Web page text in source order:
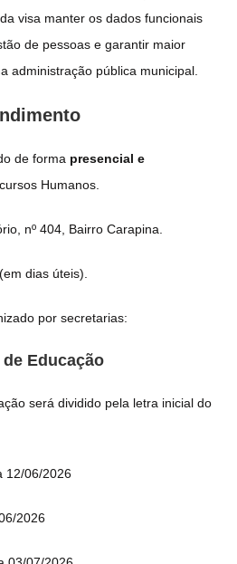
visa manter os dados funcionais
de pessoas e garantir maior
administração pública municipal.
de forma presencial e
Humanos.
nº 404, Bairro Carapina.
dias úteis).
por secretarias:
Educação
será dividido pela letra inicial do
12/06/2026
2026